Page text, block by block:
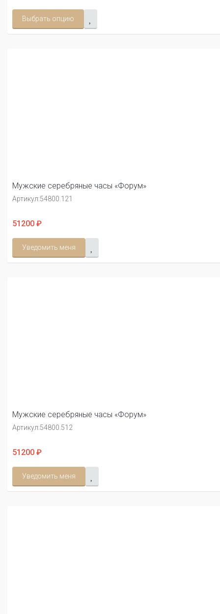
Выбрать опцию
Мужские серебряные часы «Форум»
Артикул:54800.121
51200 ₽
Уведомить меня
Мужские серебряные часы «Форум»
Артикул:54800.512
51200 ₽
Уведомить меня